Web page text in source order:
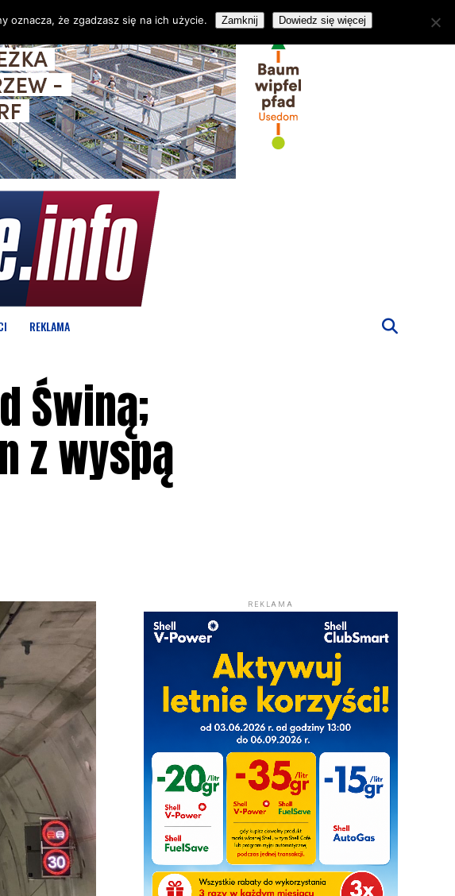
REKLAMA
Świną;
z wyspą
REKLAMA
oznacza, że zgadzasz się na ich użycie. Zamknij Dowiedz się więcej